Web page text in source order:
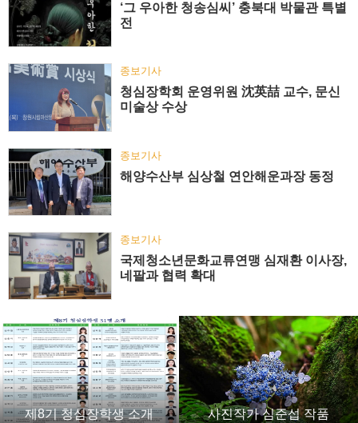
‘그 우아한 청송심씨’ 충북대 박물관 특별
전
종보기사
청심장학회 운영위원 沈英喆 교수, 문신
미술상 수상
종보기사
해양수산부 심상철 연안해운과장 동정
종보기사
국제청소년문화교류연맹 심재환 이사장,
네팔과 협력 확대
제8기 청심장학생 소개 사진작가 심준섭 작품